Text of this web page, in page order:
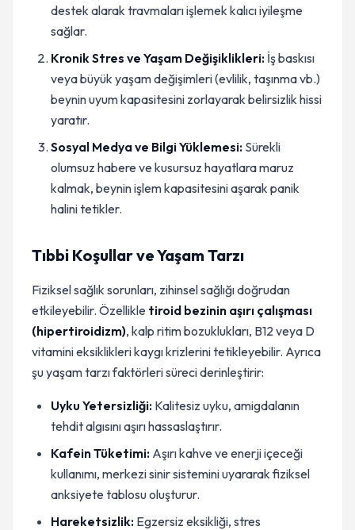
destek alarak travmaları işlemek kalıcı iyileşme
sağlar.
Kronik Stres ve Yaşam Değişiklikleri: İş baskısı
veya büyük yaşam değişimleri (evlilik, taşınma vb.)
beynin uyum kapasitesini zorlayarak belirsizlik hissi
yaratır.
Sosyal Medya ve Bilgi Yüklemesi: Sürekli
olumsuz habere ve kusursuz hayatlara maruz
kalmak, beynin işlem kapasitesini aşarak panik
halini tetikler.
Tıbbi Koşullar ve Yaşam Tarzı
Fiziksel sağlık sorunları, zihinsel sağlığı doğrudan
etkileyebilir. Özellikle tiroid bezinin aşırı çalışması
(hipertiroidizm), kalp ritim bozuklukları, B12 veya D
vitamini eksiklikleri kaygı krizlerini tetikleyebilir. Ayrıca
şu yaşam tarzı faktörleri süreci derinleştirir:
Uyku Yetersizliği: Kalitesiz uyku, amigdalanın
tehdit algısını aşırı hassaslaştırır.
Kafein Tüketimi: Aşırı kahve ve enerji içeceği
kullanımı, merkezi sinir sistemini uyararak fiziksel
anksiyete tablosu oluşturur.
Hareketsizlik: Egzersiz eksikliği, stres